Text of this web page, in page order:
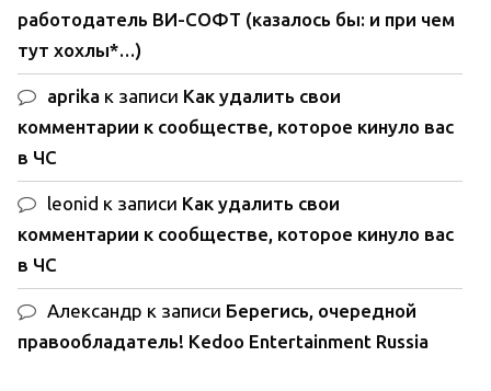
работодатель ВИ-СОФТ (казалось бы: и при чем
тут хохлы*…)
aprika к записи Как удалить свои
комментарии к сообществе, которое кинуло вас
в ЧС
leonid к записи Как удалить свои
комментарии к сообществе, которое кинуло вас
в ЧС
Александр к записи Берегись, очередной
правообладатель! Kedoo Entertainment Russia